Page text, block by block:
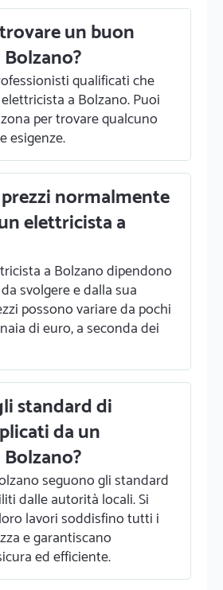
un buon
qualificati che
a Bolzano. Puoi
per trovare qualcuno
esigenze.
normalmente
elettricista a
a Bolzano dipendono
svolgere e dalla sua
possono variare da pochi
di euro, a seconda dei
standard di
da un
seguono gli standard
dalle autorità locali. Si
lavori soddisfino tutti i
e garantiscano
ed efficiente.